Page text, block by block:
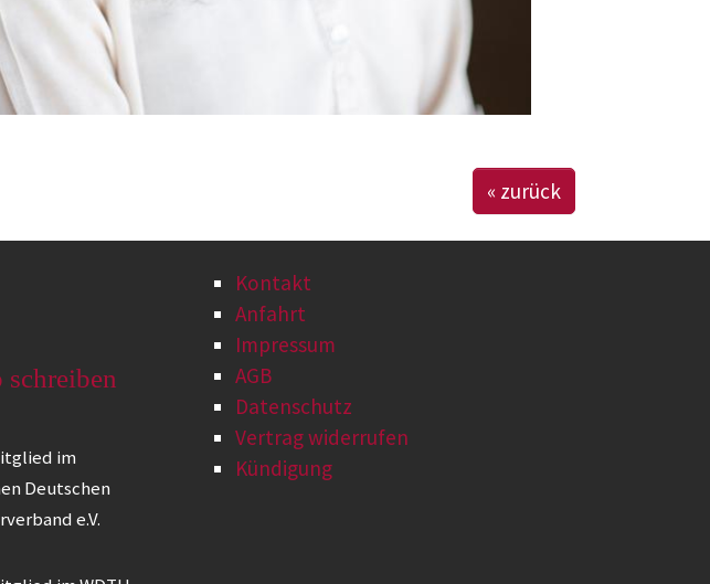
« zurück
im
Deutschen
e.V.
Kontakt
Anfahrt
Impressum
AGB
Datenschutz
Vertrag widerrufen
Kündigung